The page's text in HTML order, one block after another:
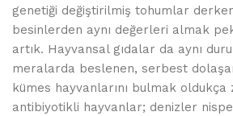
genetiği değiştirilmiş tohumlar
besinlerden aynı değerleri almak
artık. Hayvansal gıdalar da aynı
meralarda beslenen, serbest
kümes hayvanlarını bulmak oldukça
antibiyotikli hayvanlar; denizler